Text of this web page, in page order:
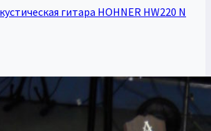
гитара HOHNER HW220 N